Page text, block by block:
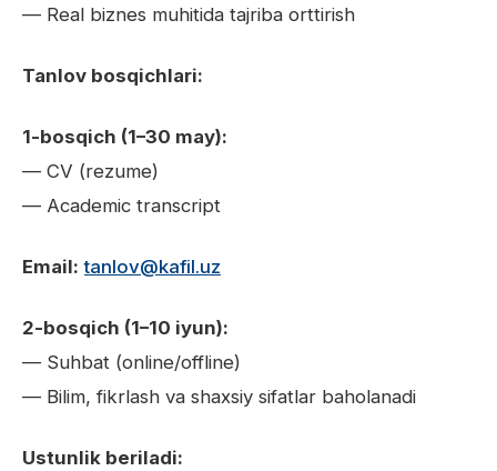
— Real biznes muhitida tajriba orttirish
Tanlov bosqichlari:
1-bosqich (1–30 may):
— CV (rezume)
— Academic transcript
Email: tanlov@kafil.uz
2-bosqich (1–10 iyun):
— Suhbat (online/offline)
— Bilim, fikrlash va shaxsiy sifatlar baholanadi
Ustunlik beriladi: